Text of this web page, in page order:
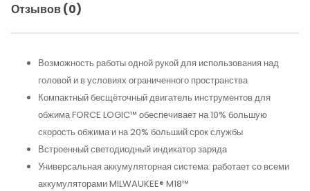
Отзывов (0)
Возможность работы одной рукой для использования над
головой и в условиях ограниченного пространства
Компактный бесщёточный двигатель инструментов для
обжима FORCE LOGIC™ обеспечивает на 10% большую
скорость обжима и на 20% больший срок службы
Встроенный светодиодный индикатор заряда
Универсальная аккумуляторная система: работает со всеми
аккумуляторами MILWAUKEE® M18™